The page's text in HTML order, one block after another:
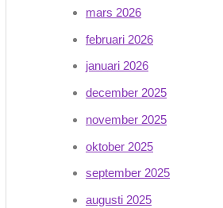
mars 2026
februari 2026
januari 2026
december 2025
november 2025
oktober 2025
september 2025
augusti 2025